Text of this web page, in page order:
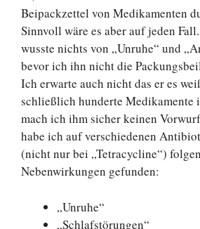
Beipackzettel von Medikamenten
Sinnvoll wäre es aber auf jeden
wusste nichts von „Unruhe“ und
bevor ich ihn nicht die
Ich erwarte auch nicht das er es
schließlich hunderte Medikamente
mach ich ihm sicher keinen
habe ich auf verschiedenen
(nicht nur bei „Tetracycline“)
Nebenwirkungen gefunden:
„Unruhe“
„Schlafstörungen“